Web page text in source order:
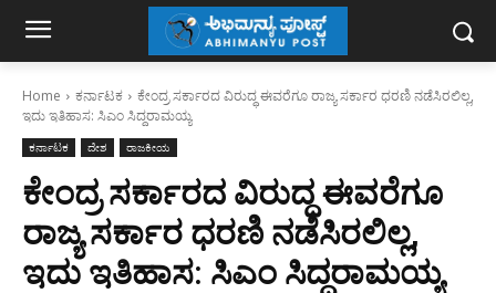
Home ಕರ್ನಾಟಕ
ಕೇಂದ್ರ ಸರ್ಕಾರದ ವಿರುದ್ಧ ಈವರೆಗೂ ರಾಜ್ಯ ಸರ್ಕಾರ ಧರಣಿ ನಡೆಸಿರಲಿಲ್ಲ,
ಇದು ಇತಿಹಾಸ: ಸಿಎಂ ಸಿದ್ದರಾಮಯ್ಯ
ಕರ್ನಾಟಕ ದೇಶ ರಾಜಕೀಯ
ಕೇಂದ್ರ ಸರ್ಕಾರದ ವಿರುದ್ಧ ಈವರೆಗೂ
ರಾಜ್ಯ ಸರ್ಕಾರ ಧರಣಿ ನಡೆಸಿರಲಿಲ್ಲ,
ಇದು ಇತಿಹಾಸ: ಸಿಎಂ ಸಿದ್ದರಾಮಯ್ಯ